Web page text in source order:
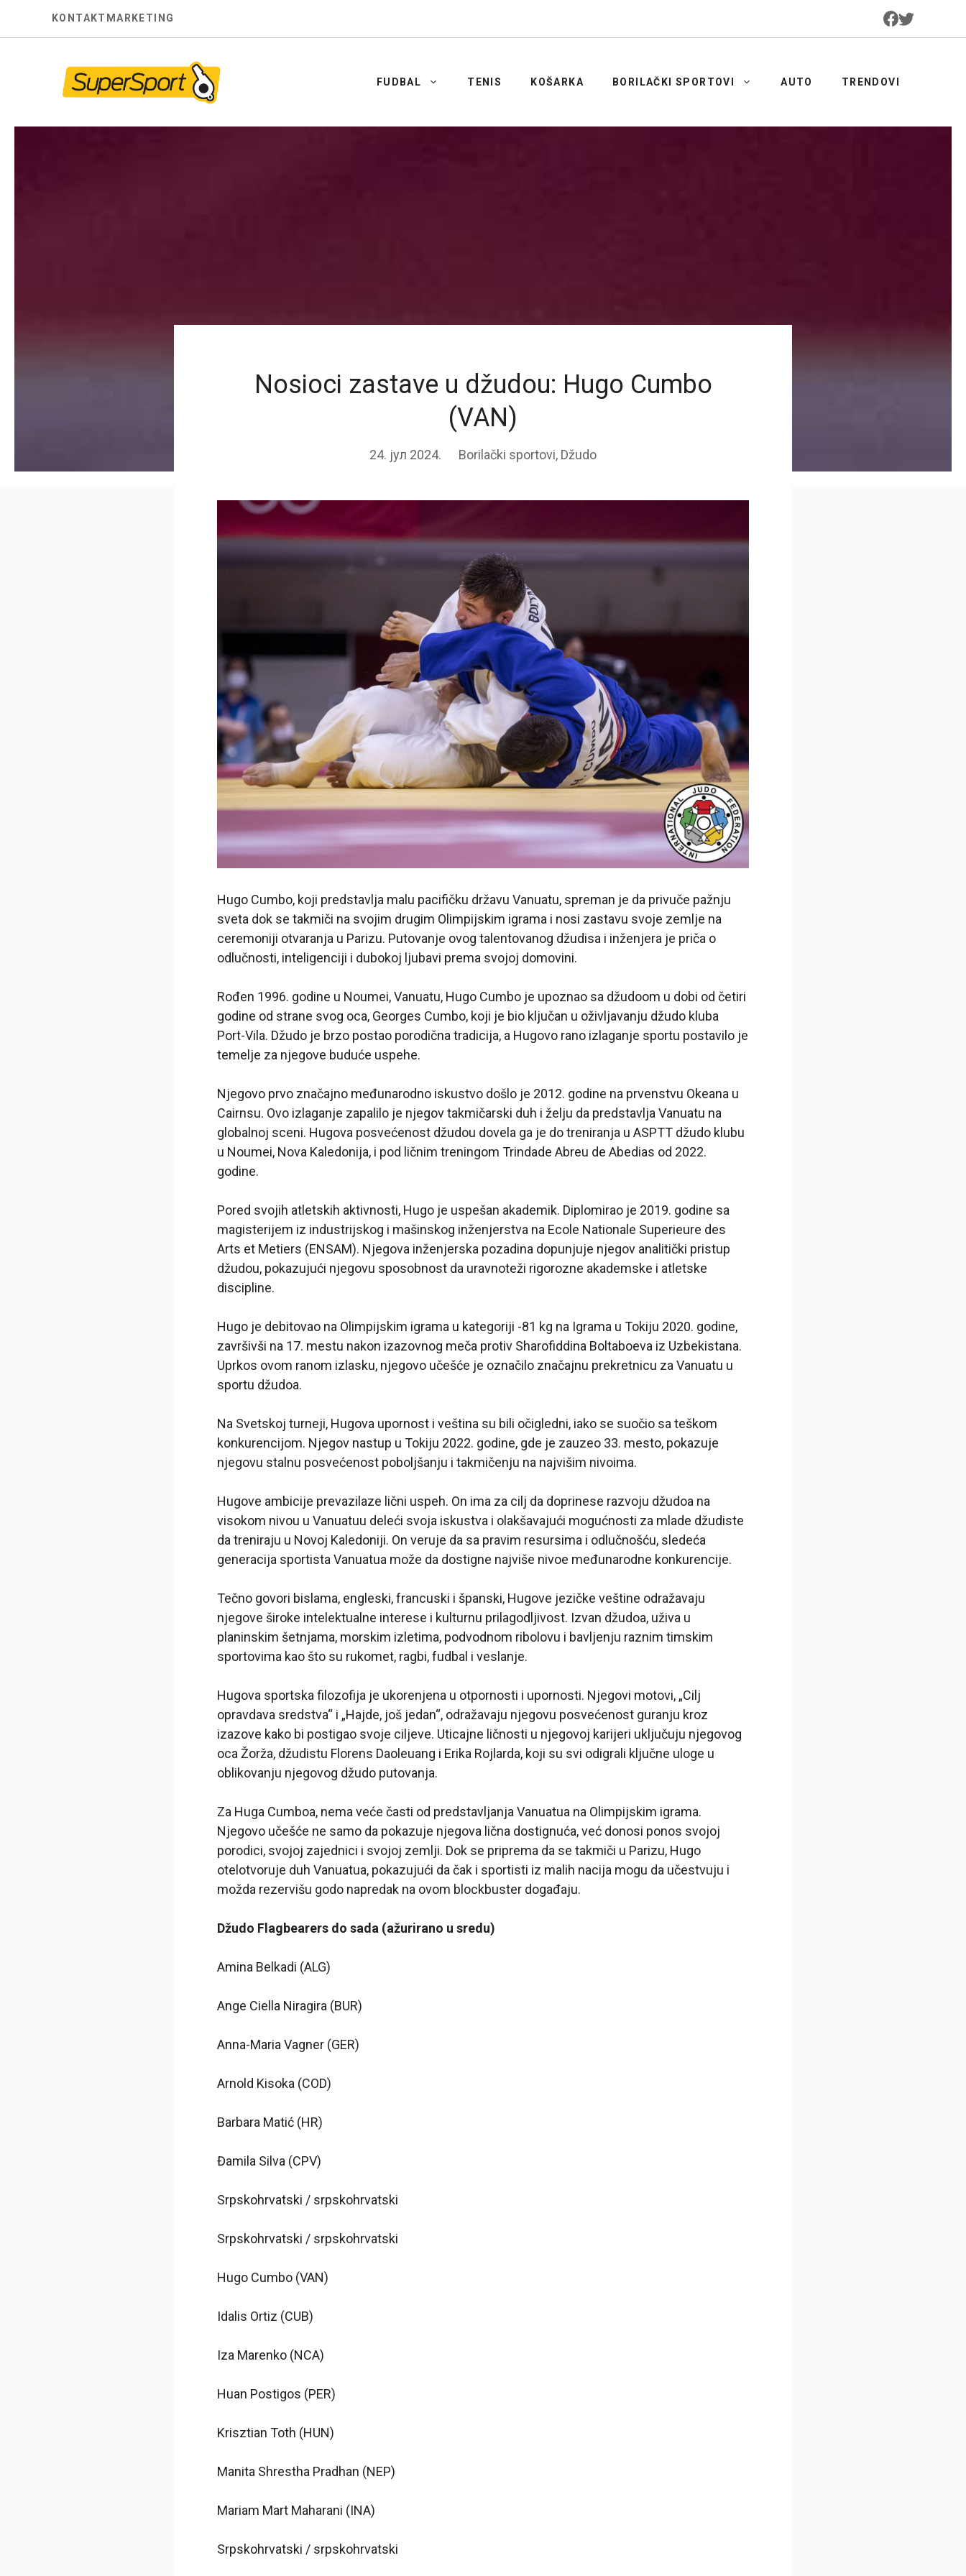
KONTAKT MARKETING
FUDBAL TENIS KOŠARKA BORILAČKI SPORTOVI AUTO TRENDOVI
Nosioci zastave u džudou: Hugo Cumbo
(VAN)
24. јул 2024. Borilački sportovi, Džudo
Hugo Cumbo, koji predstavlja malu pacifičku državu Vanuatu, spreman je da privuče pažnju
sveta dok se takmiči na svojim drugim Olimpijskim igrama i nosi zastavu svoje zemlje na
ceremoniji otvaranja u Parizu. Putovanje ovog talentovanog džudisa i inženjera je priča o
odlučnosti, inteligenciji i dubokoj ljubavi prema svojoj domovini.
Rođen 1996. godine u Noumei, Vanuatu, Hugo Cumbo je upoznao sa džudoom u dobi od četiri
godine od strane svog oca, Georges Cumbo, koji je bio ključan u oživljavanju džudo kluba
Port-Vila. Džudo je brzo postao porodična tradicija, a Hugovo rano izlaganje sportu postavilo je
temelje za njegove buduće uspehe.
Njegovo prvo značajno međunarodno iskustvo došlo je 2012. godine na prvenstvu Okeana u
Cairnsu. Ovo izlaganje zapalilo je njegov takmičarski duh i želju da predstavlja Vanuatu na
globalnoj sceni. Hugova posvećenost džudou dovela ga je do treniranja u ASPTT džudo klubu
u Noumei, Nova Kaledonija, i pod ličnim treningom Trindade Abreu de Abedias od 2022.
godine.
Pored svojih atletskih aktivnosti, Hugo je uspešan akademik. Diplomirao je 2019. godine sa
magisterijem iz industrijskog i mašinskog inženjerstva na Ecole Nationale Superieure des
Arts et Metiers (ENSAM). Njegova inženjerska pozadina dopunjuje njegov analitički pristup
džudou, pokazujući njegovu sposobnost da uravnoteži rigorozne akademske i atletske
discipline.
Hugo je debitovao na Olimpijskim igrama u kategoriji -81 kg na Igrama u Tokiju 2020. godine,
završivši na 17. mestu nakon izazovnog meča protiv Sharofiddina Boltaboeva iz Uzbekistana.
Uprkos ovom ranom izlasku, njegovo učešće je označilo značajnu prekretnicu za Vanuatu u
sportu džudoa.
Na Svetskoj turneji, Hugova upornost i veština su bili očigledni, iako se suočio sa teškom
konkurencijom. Njegov nastup u Tokiju 2022. godine, gde je zauzeo 33. mesto, pokazuje
njegovu stalnu posvećenost poboljšanju i takmičenju na najvišim nivoima.
Hugove ambicije prevazilaze lični uspeh. On ima za cilj da doprinese razvoju džudoa na
visokom nivou u Vanuatuu deleći svoja iskustva i olakšavajući mogućnosti za mlade džudiste
da treniraju u Novoj Kaledoniji. On veruje da sa pravim resursima i odlučnošću, sledeća
generacija sportista Vanuatua može da dostigne najviše nivoe međunarodne konkurencije.
Tečno govori bislama, engleski, francuski i španski, Hugove jezičke veštine odražavaju
njegove široke intelektualne interese i kulturnu prilagodljivost. Izvan džudoa, uživa u
planinskim šetnjama, morskim izletima, podvodnom ribolovu i bavljenju raznim timskim
sportovima kao što su rukomet, ragbi, fudbal i veslanje.
Hugova sportska filozofija je ukorenjena u otpornosti i upornosti. Njegovi motovi, „Cilj
opravdava sredstva“ i „Hajde, još jedan“, odražavaju njegovu posvećenost guranju kroz
izazove kako bi postigao svoje ciljeve. Uticajne ličnosti u njegovoj karijeri uključuju njegovog
oca Žorža, džudistu Florens Daoleuang i Erika Rojlarda, koji su svi odigrali ključne uloge u
oblikovanju njegovog džudo putovanja.
Za Huga Cumboa, nema veće časti od predstavljanja Vanuatua na Olimpijskim igrama.
Njegovo učešće ne samo da pokazuje njegova lična dostignuća, već donosi ponos svojoj
porodici, svojoj zajednici i svojoj zemlji. Dok se priprema da se takmiči u Parizu, Hugo
otelotvoruje duh Vanuatua, pokazujući da čak i sportisti iz malih nacija mogu da učestvuju i
možda rezervišu godo napredak na ovom blockbuster događaju.
Džudo Flagbearers do sada (ažurirano u sredu)
Amina Belkadi (ALG)
Ange Ciella Niragira (BUR)
Anna-Maria Vagner (GER)
Arnold Kisoka (COD)
Barbara Matić (HR)
Đamila Silva (CPV)
Srpskohrvatski / srpskohrvatski
Srpskohrvatski / srpskohrvatski
Hugo Cumbo (VAN)
Idalis Ortiz (CUB)
Iza Marenko (NCA)
Huan Postigos (PER)
Krisztian Toth (HUN)
Manita Shrestha Pradhan (NEP)
Mariam Mart Maharani (INA)
Srpskohrvatski / srpskohrvatski